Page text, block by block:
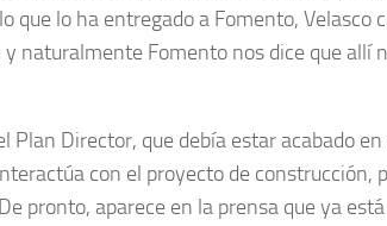
que lo ha entregado a Fomento, Velasco
y naturalmente Fomento nos dice que allí
Plan Director, que debía estar acabado
con el proyecto de construcción,
pronto, aparece en la prensa que ya